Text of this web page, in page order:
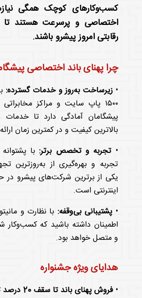
کسب‌وکارهای کوچک همگی
اختصاصی و پرسرعت هستند تا
رقابتی امروز پیشرو باشند.
چرا پهنای باند اختصاصی
• زیرساخت به‌روز و خدمات گسترده:
۱۵۰۰ پاپ سایت و مراکز
پیشگامان آمادگی دارد تا خدمات
بالاترین کیفیت و در کمترین زمان
• تجربه و تخصص برتر:
تجربه و بهره‌گیری از به‌روزترین
یکی از برترین شرکت‌های پیشرو در
اینترنتی است.
• پشتیبانی بی‌وقفه:
اطمینان داشته باشید که کسب‌وکار
و متصل خواهد بود.
هدایای ویژه جشنواره
•فروش پهنای باند تا سقف 20 درصد تخفیف